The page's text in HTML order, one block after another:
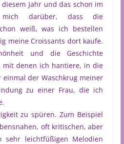
Jahr und das schon im
darüber, dass die
weiß, was ich bestellen
meine Croissants dort kaufe.
und die Geschichte
mit denen ich hantiere, in die
einmal der Waschkrug meiner
zu einer Frau, die ich
zu spüren. Zum Beispiel
oft kritischen, aber
sehr leichtfüßigen Melodien